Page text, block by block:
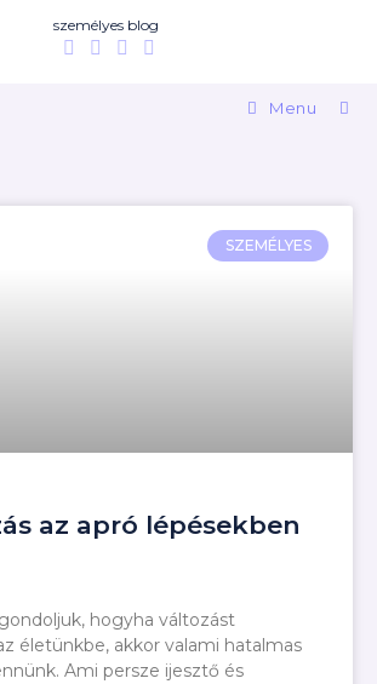
személyes blog
Menu
SZEMÉLYES
az apró lépésekben
hogyha változást
életünkbe, akkor valami hatalmas
Ami persze ijesztő és